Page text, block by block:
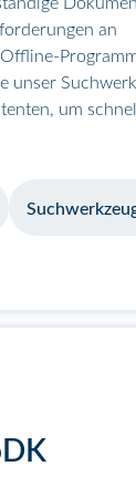
an
unser
um